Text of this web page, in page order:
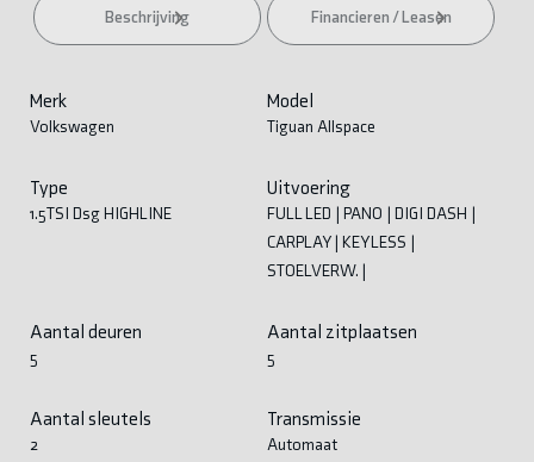
Beschrijving Financieren / Leasen
Merk
Volkswagen
Model
Tiguan Allspace
Type
1.5TSI Dsg HIGHLINE
Uitvoering
FULL LED | PANO | DIGI DASH |
CARPLAY | KEYLESS |
STOELVERW. |
Aantal deuren
5
Aantal zitplaatsen
5
Aantal sleutels
2
Transmissie
Automaat